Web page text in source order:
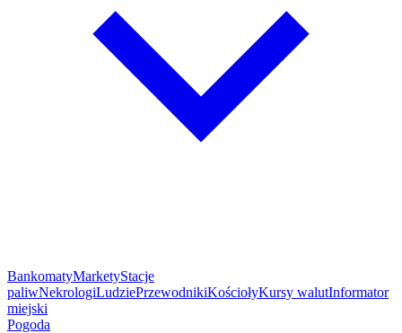
BankomatyMarketyStacje
paliwNekrologiLudziePrzewodnikiKościołyKursy walutInformator
miejski
Pogoda